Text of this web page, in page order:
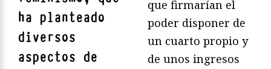
ha planteado
diversos
aspectos de
que firmarían el
poder disponer de
un cuarto propio y
de unos ingresos